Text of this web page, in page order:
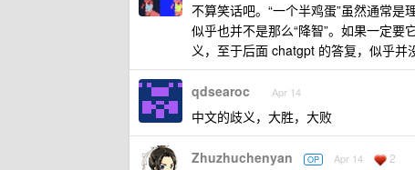
不算笑话吧。“一个半鸡蛋”虽然通常是
似乎也并不是那么“降智”。如果一定要
义，至于后面 chatgpt 的答复，似乎并
qdsearoc Apr 14
中文的歧义，大胜，大败
Zhuzhuchenyan OP Apr 14 2